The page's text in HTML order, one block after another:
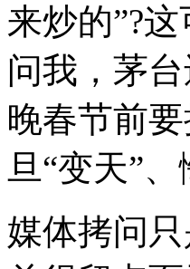
来炒的”?
问我，茅
晚春节前
旦“变天”
媒体拷问